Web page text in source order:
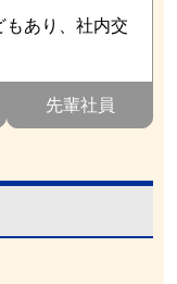
もあり、社内交
先輩社員